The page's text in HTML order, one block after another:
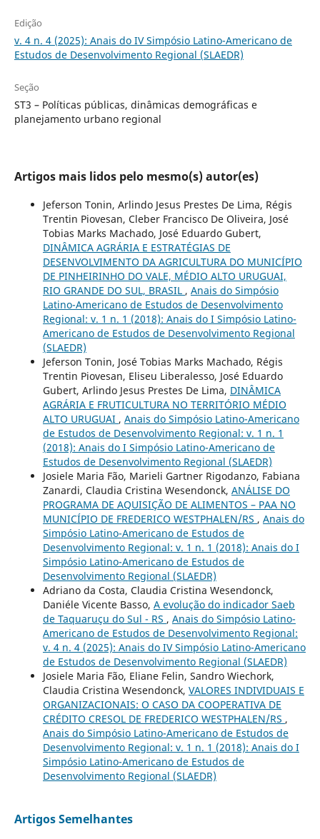
Edição
v. 4 n. 4 (2025): Anais do IV Simpósio Latino-Americano de
Estudos de Desenvolvimento Regional (SLAEDR)
Seção
ST3 – Políticas públicas, dinâmicas demográficas e
planejamento urbano regional
Artigos mais lidos pelo mesmo(s) autor(es)
Jeferson Tonin, Arlindo Jesus Prestes De Lima, Régis
Trentin Piovesan, Cleber Francisco De Oliveira, José
Tobias Marks Machado, José Eduardo Gubert,
DINÂMICA AGRÁRIA E ESTRATÉGIAS DE
DESENVOLVIMENTO DA AGRICULTURA DO MUNICÍPIO
DE PINHEIRINHO DO VALE, MÉDIO ALTO URUGUAI,
RIO GRANDE DO SUL, BRASIL , Anais do Simpósio
Latino-Americano de Estudos de Desenvolvimento
Regional: v. 1 n. 1 (2018): Anais do I Simpósio Latino-
Americano de Estudos de Desenvolvimento Regional
(SLAEDR)
Jeferson Tonin, José Tobias Marks Machado, Régis
Trentin Piovesan, Eliseu Liberalesso, José Eduardo
Gubert, Arlindo Jesus Prestes De Lima, DINÂMICA
AGRÁRIA E FRUTICULTURA NO TERRITÓRIO MÉDIO
ALTO URUGUAI , Anais do Simpósio Latino-Americano
de Estudos de Desenvolvimento Regional: v. 1 n. 1
(2018): Anais do I Simpósio Latino-Americano de
Estudos de Desenvolvimento Regional (SLAEDR)
Josiele Maria Fão, Marieli Gartner Rigodanzo, Fabiana
Zanardi, Claudia Cristina Wesendonck, ANÁLISE DO
PROGRAMA DE AQUISIÇÃO DE ALIMENTOS – PAA NO
MUNICÍPIO DE FREDERICO WESTPHALEN/RS , Anais do
Simpósio Latino-Americano de Estudos de
Desenvolvimento Regional: v. 1 n. 1 (2018): Anais do I
Simpósio Latino-Americano de Estudos de
Desenvolvimento Regional (SLAEDR)
Adriano da Costa, Claudia Cristina Wesendonck,
Daniéle Vicente Basso, A evolução do indicador Saeb
de Taquaruçu do Sul - RS , Anais do Simpósio Latino-
Americano de Estudos de Desenvolvimento Regional:
v. 4 n. 4 (2025): Anais do IV Simpósio Latino-Americano
de Estudos de Desenvolvimento Regional (SLAEDR)
Josiele Maria Fão, Eliane Felin, Sandro Wiechork,
Claudia Cristina Wesendonck, VALORES INDIVIDUAIS E
ORGANIZACIONAIS: O CASO DA COOPERATIVA DE
CRÉDITO CRESOL DE FREDERICO WESTPHALEN/RS ,
Anais do Simpósio Latino-Americano de Estudos de
Desenvolvimento Regional: v. 1 n. 1 (2018): Anais do I
Simpósio Latino-Americano de Estudos de
Desenvolvimento Regional (SLAEDR)
Artigos Semelhantes